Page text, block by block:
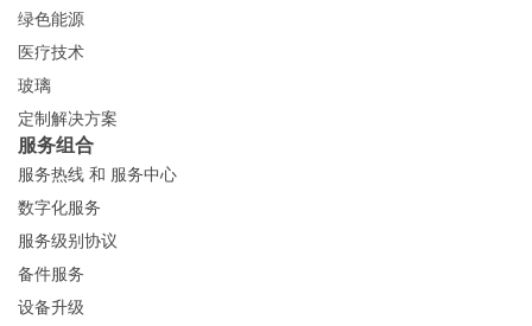
绿色能源
医疗技术
玻璃
定制解决方案
服务组合
服务热线 和 服务中心
数字化服务
服务级别协议
备件服务
设备升级